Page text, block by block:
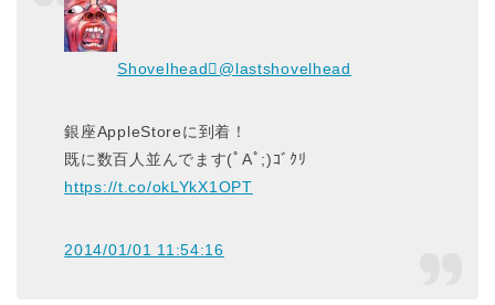
Shovelhead@lastshovelhead
銀座AppleStoreに到着！
既に数百人並んでます(ﾟAﾟ;)ｺﾞｸﾘ
https://t.co/okLYkX1OPT
2014/01/01 11:54:16